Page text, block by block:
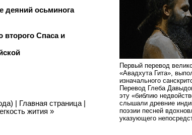
деяний осьминога
второго Спаса и
| Главная страница |
жития »
Первый перевод
«Авадхута Гита»,
изначального
Перевод Глеба
эту «библию
слышали древние
поэзии песней
указующего